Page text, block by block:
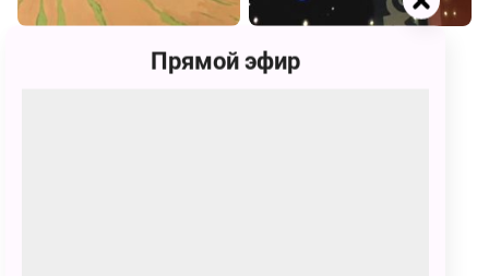
Сказка о попе и о работнике его
Сказка о Золотом Петушке
Прямой эфир